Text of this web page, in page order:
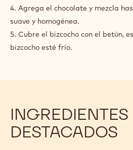
4. Agrega el chocolate y mezcla
suave y homogénea.
5. Cubre el bizcocho con el betún,
bizcocho esté frío.
INGREDIENTES
DESTACADOS